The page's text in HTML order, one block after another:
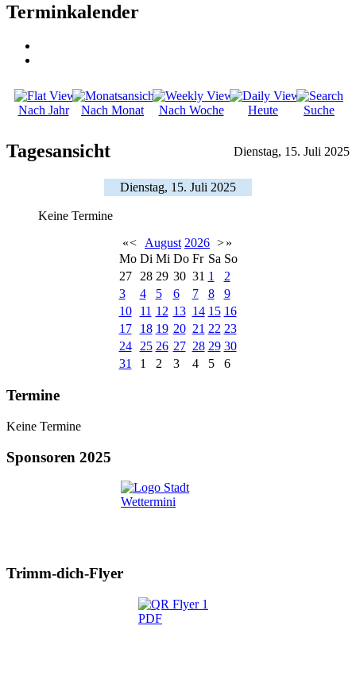
Terminkalender
Nach Jahr Nach Monat Nach Woche Heute Suche
Tagesansicht Dienstag, 15. Juli 2025
Dienstag, 15. Juli 2025
Keine Termine
«< August 2026 >»
Mo Di Mi Do Fr Sa So
27
28 29 30 31 1
2
3
4 5 6 7 8
9
10
11 12 13 14 15 16
17
18 19 20 21 22 23
24
25 26 27 28 29 30
31
1 2 3 4 5 6
Termine
Keine Termine
Sponsoren 2025
Trimm-dich-Flyer